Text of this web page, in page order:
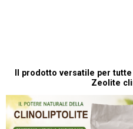
P
Il prodotto versatile per
Zeolite